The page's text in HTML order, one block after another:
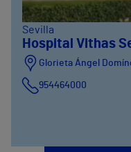
Sevilla
Hospital Vithas
Glorieta Ángel
954464000